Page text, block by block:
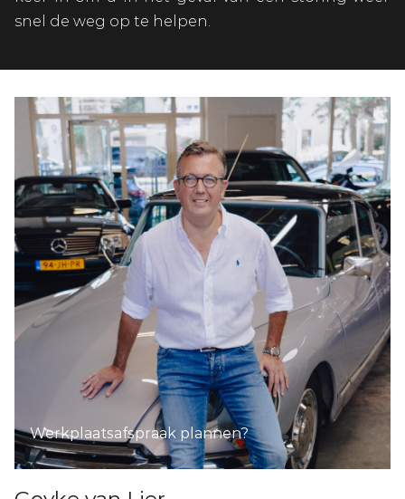
snel de weg op te helpen.
Werkplaatsafspraak plannen?